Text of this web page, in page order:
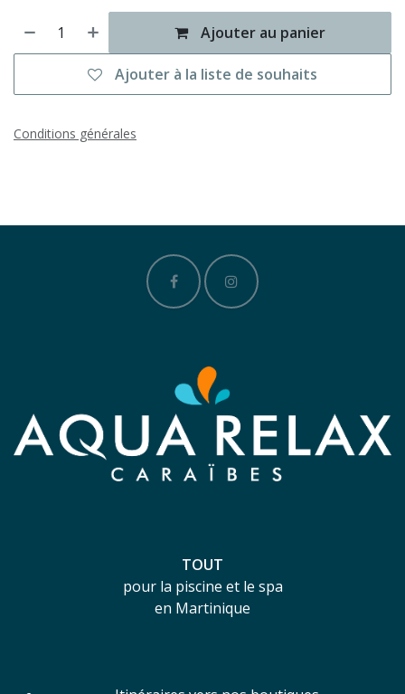
Ajouter au panier
Ajouter à la liste de souhaits
Conditions générales
TOUT
pour la piscine et le spa
en Martinique